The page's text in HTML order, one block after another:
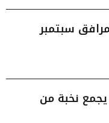
سبتمبر
نخبة من